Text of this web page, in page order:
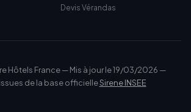
Devis Vérandas
Hôtels France — Mis à jour le 19/03/2026 —
de la base officielleSirene INSEE